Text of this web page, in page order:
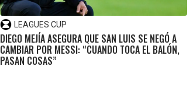
LEAGUES CUP
DIEGO MEJÍA ASEGURA QUE SAN LUIS SE NEGÓ A
CAMBIAR POR MESSI: “CUANDO TOCA EL BALÓN,
PASAN COSAS”